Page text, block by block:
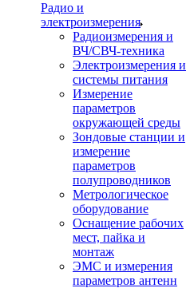
Радио и
электроизмерения
Радиоизмерения и
ВЧ/СВЧ-техника
Электроизмерения и
системы питания
Измерение
параметров
окружающей среды
Зондовые станции и
измерение
параметров
полупроводников
Метрологическое
оборудование
Оснащение рабочих
мест, пайка и
монтаж
ЭМС и измерения
параметров антенн